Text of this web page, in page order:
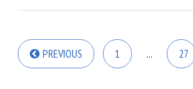
PREVIOUS 1 ... 27